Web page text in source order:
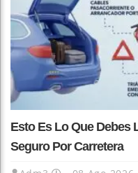
Esto Es Lo Que Debes
Seguro Por Carretera